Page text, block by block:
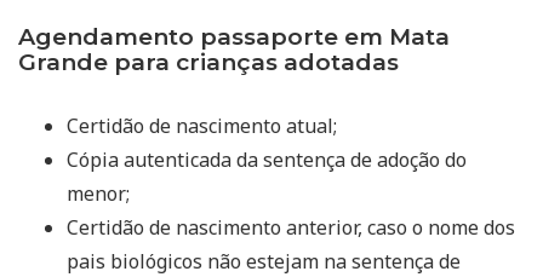
Agendamento passaporte em Mata
Grande para crianças adotadas
Certidão de nascimento atual;
Cópia autenticada da sentença de adoção do
menor;
Certidão de nascimento anterior, caso o nome dos
pais biológicos não estejam na sentença de